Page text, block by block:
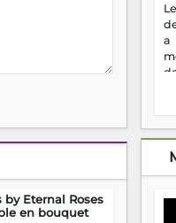
by Eternal Roses
en bouquet
a